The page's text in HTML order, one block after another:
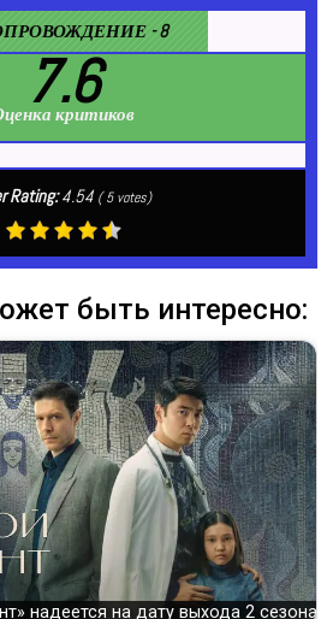
- 8
7.6
критиков
Rating:4.54 (5votes)
быть интересно:
надеется на дату выхода 2 сезона